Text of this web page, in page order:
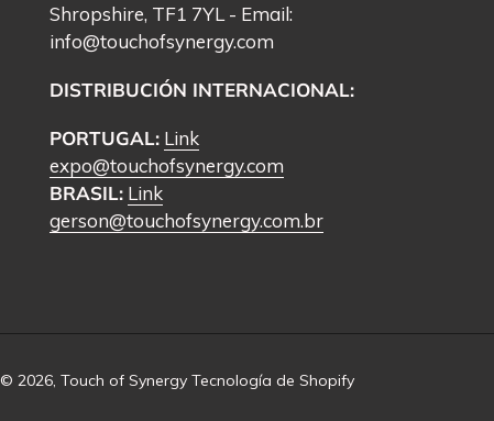
Shropshire, TF1 7YL - Email:
info@touchofsynergy.com
DISTRIBUCIÓN INTERNACIONAL:
PORTUGAL: Link
expo@touchofsynergy.com
BRASIL: Link
gerson@touchofsynergy.com.br
© 2026, Touch of Synergy Tecnología de Shopify